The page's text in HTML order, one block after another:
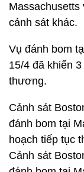
cảnh sát khác.
Vụ đánh bom
15/4 đã khiến
thương.
Cảnh sát
đánh bom tại
hoạch tiếp tục
Cảnh sát